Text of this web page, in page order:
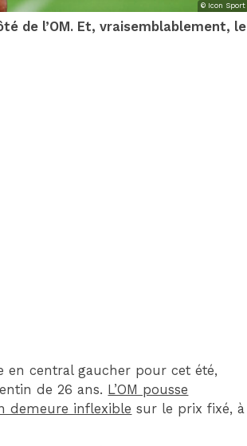
© Icon Sport
de l’OM. Et, vraisemblablement, le
en central gaucher pour cet été,
de 26 ans. L’OM pousse
demeure inflexible sur le prix fixé, à